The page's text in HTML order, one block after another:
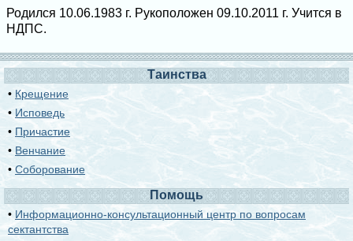
Родился 10.06.1983 г. Рукоположен 09.10.2011 г. Учится в
НДПС.
Таинства
• Крещение
• Исповедь
• Причастие
• Венчание
•Соборование
Помощь
• Информационно-консультационный центр по вопросам
сектантства